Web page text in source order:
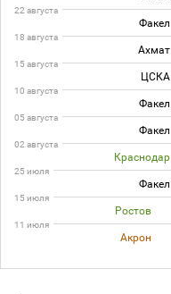
22 августа
Факел
18 августа
Ахмат
15 августа
ЦСКА
10 августа
Факел
05 августа
Факел
02 августа
Краснодар
25 июля
Факел
15 июля
Ростов
11 июля
Акрон